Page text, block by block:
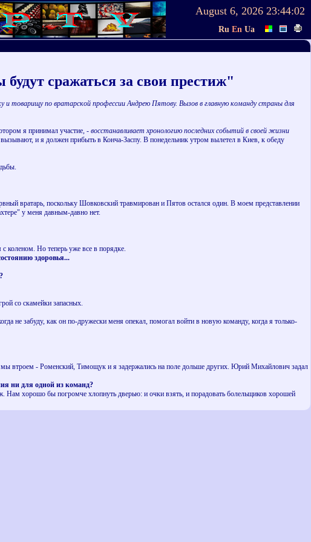
August 6, 2026 23:44:02
Ru En Ua
сражаться за свои престиж"
товарищу по вратарской профессии Андрею Пятову. Вызов в главную команду страны для
я принимал участие, - восстанавливает хронологию последних событий в своей жизни
и я должен прибыть в Конча-Заспу. В понедельник утром вылетел в Киев, к обеду
вратарь, поскольку Шовковский травмирован и Пятов остался один. В моем представлении
у меня давным-давно нет.
коленом. Но теперь уже все в порядке.
здоровья...
со скамейки запасных.
забуду, как он по-дружески меня опекал, помогал войти в новую команду, когда я только-
втроем - Роменский, Тимощук и я задержались на поле дольше других. Юрий Михайлович задал
ни для одной из команд?
хорошо бы погромче хлопнуть дверью: и очки взять, и порадовать болельщиков хорошей